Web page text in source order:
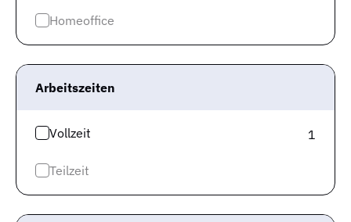
Homeoffice
Arbeitszeiten
Vollzeit 1
Teilzeit
gesammelten Erfahrungen, können weitere Tätigkeiten
auf Dich zukommen.
Wie sind meine Chancen als KFZ
Mechatroniker auf dem regionalen
Arbeitsmarkt?
Wir verraten Dir, wie Deine Chancen auf eine
erfolgreiche Bewerbung als KFZ Mechatroniker in